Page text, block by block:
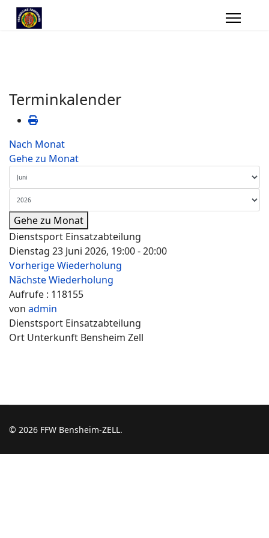
Terminkalender
Nach Monat
Gehe zu Monat
Gehe zu Monat
Dienstsport Einsatzabteilung
Dienstag 23 Juni 2026, 19:00 - 20:00
Vorherige Wiederholung
Nächste Wiederholung
Aufrufe : 118155
von admin
Dienstsport Einsatzabteilung
Ort Unterkunft Bensheim Zell
© 2026 FFW Bensheim-ZELL.